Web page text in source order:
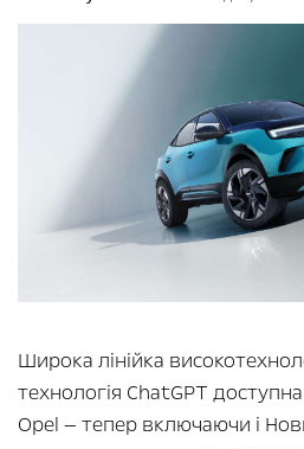
Широка лінійка
технологія ChatGPT
Opel — тепер включаючи і